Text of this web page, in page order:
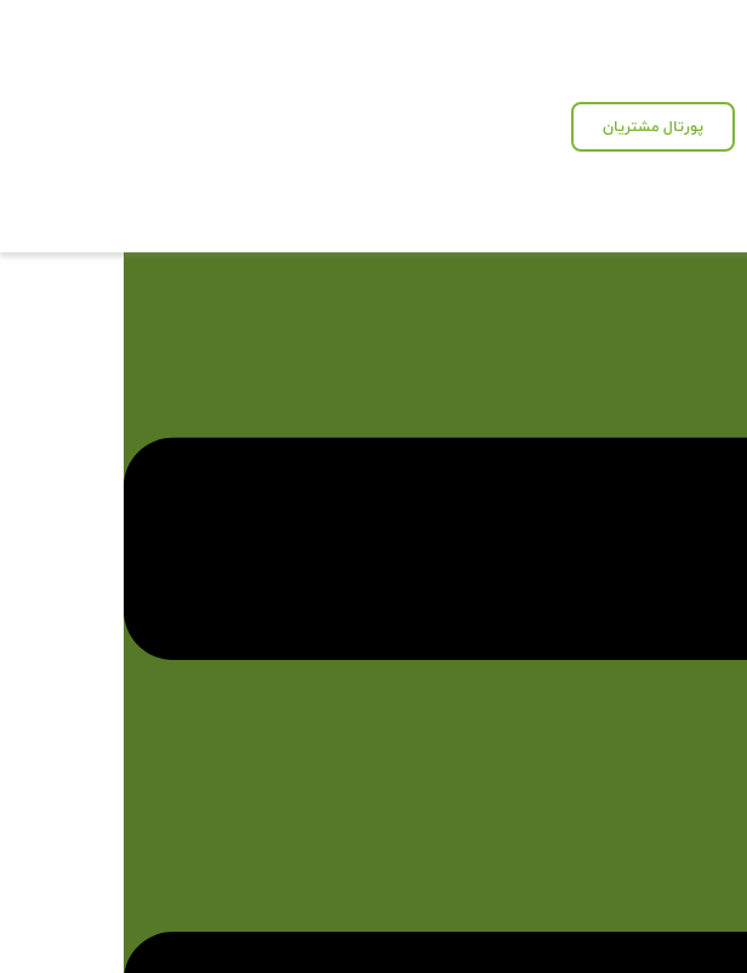
پورتال مشتریان